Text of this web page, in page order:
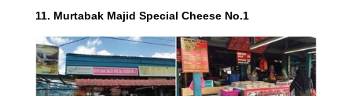
11. Murtabak Majid Special Cheese No.1